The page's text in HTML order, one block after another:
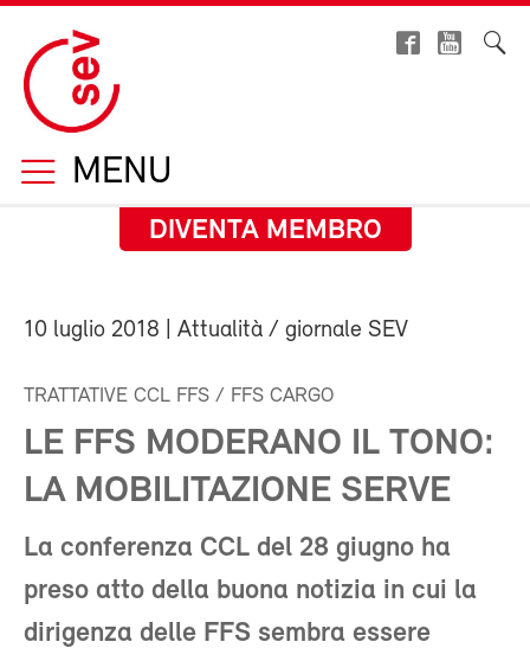
MENU
DIVENTA MEMBRO
10 luglio 2018 | Attualità / giornale SEV
TRATTATIVE CCL FFS / FFS CARGO
LE FFS MODERANO IL TONO:
LA MOBILITAZIONE SERVE
La conferenza CCL del 28 giugno ha
preso atto della buona notizia in cui la
dirigenza delle FFS sembra essere